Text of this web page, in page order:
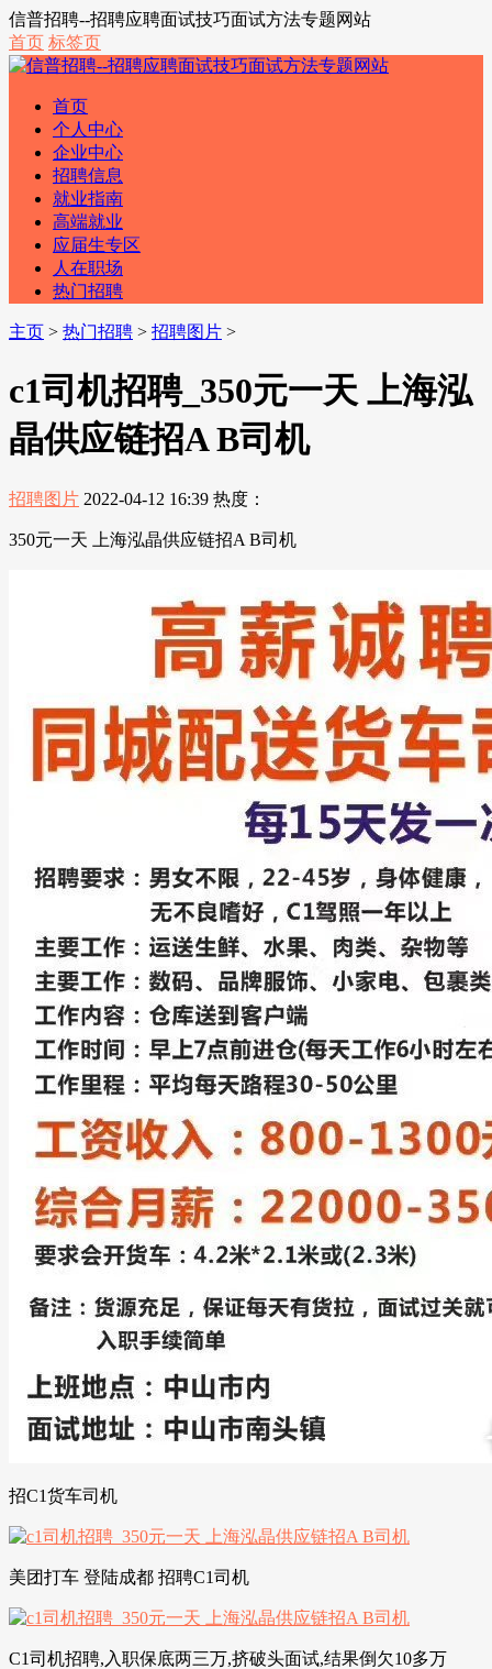
信普招聘--招聘应聘面试技巧面试方法专题网站
首页 标签页
首页
个人中心
企业中心
招聘信息
就业指南
高端就业
应届生专区
人在职场
热门招聘
主页 > 热门招聘 > 招聘图片 >
c1司机招聘_350元一天 上海泓
晶供应链招A B司机
招聘图片 2022-04-12 16:39 热度：
350元一天 上海泓晶供应链招A B司机
招C1货车司机
美团打车 登陆成都 招聘C1司机
C1司机招聘,入职保底两三万,挤破头面试,结果倒欠10多万